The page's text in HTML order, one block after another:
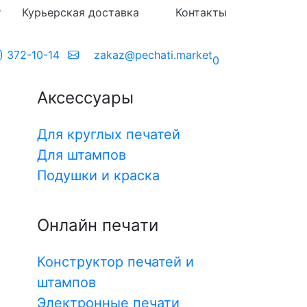
Курьерская доставка Контакты
372-10-14 zakaz@pechati.market0
Аксессуары
Для круглых печатей
Для штампов
Подушки и краска
Онлайн печати
Конструктор печатей и
штампов
Электронные печати